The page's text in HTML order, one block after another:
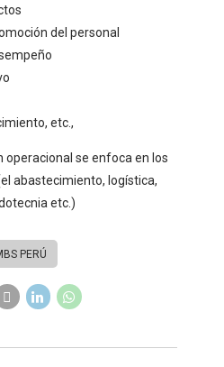
del personal
etc.,
operacional se enfoca en los
abastecimiento, logística,
etc.)
PERÚ